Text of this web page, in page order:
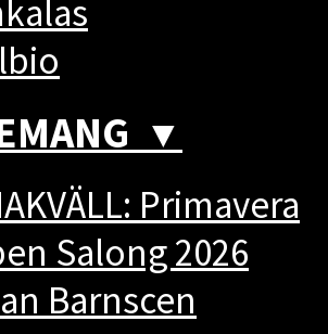
▼
Primavera
Salong 2026
Barnscen